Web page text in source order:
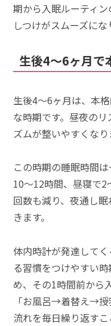
期から入眠ルーティ
しつけがスムーズにな
生後4～6ヶ月で
生後4～6ヶ月は、本
な時期です。昼夜の
ズムが整いやすくなり
この時期の睡眠時間
10～12時間、昼寝で2
回数も減り、夜通し
きます。
体内時計が発達して
る習慣をつけやすい
め、その1時間前から
「お風呂→着替え→
流れを毎日繰り返す